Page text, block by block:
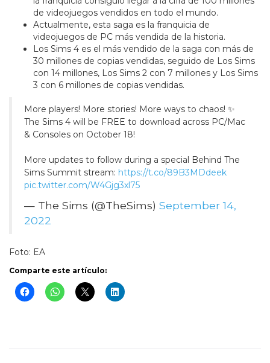
de videojuegos vendidos en todo el mundo.
Actualmente, esta saga es la franquicia de
videojuegos de PC más vendida de la historia.
Los Sims 4 es el más vendido de la saga con más de
30 millones de copias vendidas, seguido de Los Sims
con 14 millones, Los Sims 2 con 7 millones y Los Sims
3 con 6 millones de copias vendidas.
More players! More stories! More ways to chaos! ✨
The Sims 4 will be FREE to download across PC/Mac
& Consoles on October 18!
More updates to follow during a special Behind The
Sims Summit stream: https://t.co/89B3MDdeek
pic.twitter.com/W4Gjg3xl75
— The Sims (@TheSims) September 14,
2022
Foto: EA
Comparte este artículo: